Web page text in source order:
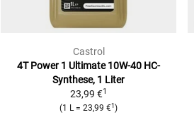
Castrol
4T Power 1 Ultimate 10W-40 HC-
Synthese, 1 Liter
23,99 €1
(1 L= 23,99 €1 )